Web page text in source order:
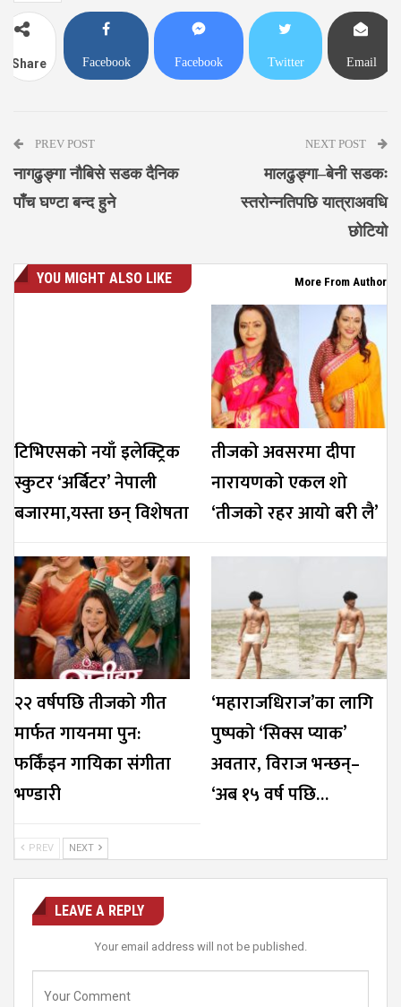
Share Facebook Facebook Twitter Email
PREV POST
नागढुङ्गा नौबिसे सडक दैनिक
पाँच घण्टा बन्द हुने
NEXT POST
मालढुङ्गा–बेनी सडकः
स्तरोन्नतिपछि यात्राअवधि
छोटियो
YOU MIGHT ALSO LIKE More From Author
टिभिएसको नयाँ इलेक्ट्रिक
स्कुटर ‘अर्बिटर’ नेपाली
बजारमा,यस्ता छन् विशेषता
तीजको अवसरमा दीपा
नारायणको एकल शो
‘तीजको रहर आयो बरी लै’
२२ वर्षपछि तीजको गीत
मार्फत गायनमा पुन:
फर्किंइन गायिका संगीता
भण्डारी
‘महाराजधिराज’का लागि
पुष्पको ‘सिक्स प्याक’
अवतार, विराज भन्छन्–
‘अब १५ वर्ष पछि…
PREV NEXT
LEAVE A REPLY
Your email address will not be published.